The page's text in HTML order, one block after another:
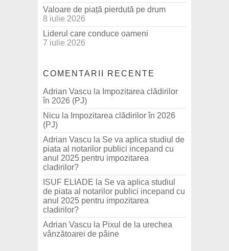
Valoare de piață pierdută pe drum
8 iulie 2026
Liderul care conduce oameni
7 iulie 2026
COMENTARII RECENTE
Adrian Vascu la Impozitarea clădirilor
în 2026 (PJ)
Nicu la Impozitarea clădirilor în 2026
(PJ)
Adrian Vascu la Se va aplica studiul de
piata al notarilor publici incepand cu
anul 2025 pentru impozitarea
cladirilor?
ISUF ELIADE la Se va aplica studiul
de piata al notarilor publici incepand cu
anul 2025 pentru impozitarea
cladirilor?
Adrian Vascu la Pixul de la urechea
vânzătoarei de pâine